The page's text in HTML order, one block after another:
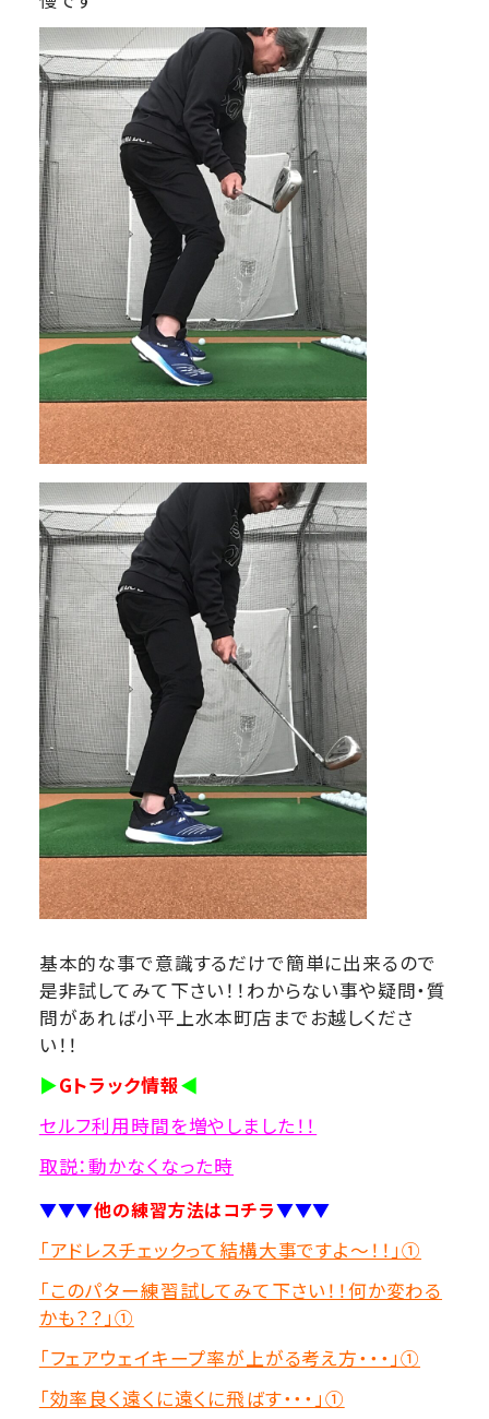
基本的な事で意識するだけで簡単に出来るので
是非試してみて下さい！！わからない事や疑問・質
問があれば小平上水本町店までお越しくださ
い！！
▶Gトラック情報◀
セルフ利用時間を増やしました！！
取説：動かなくなった時
▼▼▼他の練習方法はコチラ▼▼▼
「アドレスチェックって結構大事ですよ～！！」①
「このパター練習試してみて下さい！！何か変わる
かも？？」①
「フェアウェイキープ率が上がる考え方・・・」①
「効率良く遠くに遠くに飛ばす・・・」①